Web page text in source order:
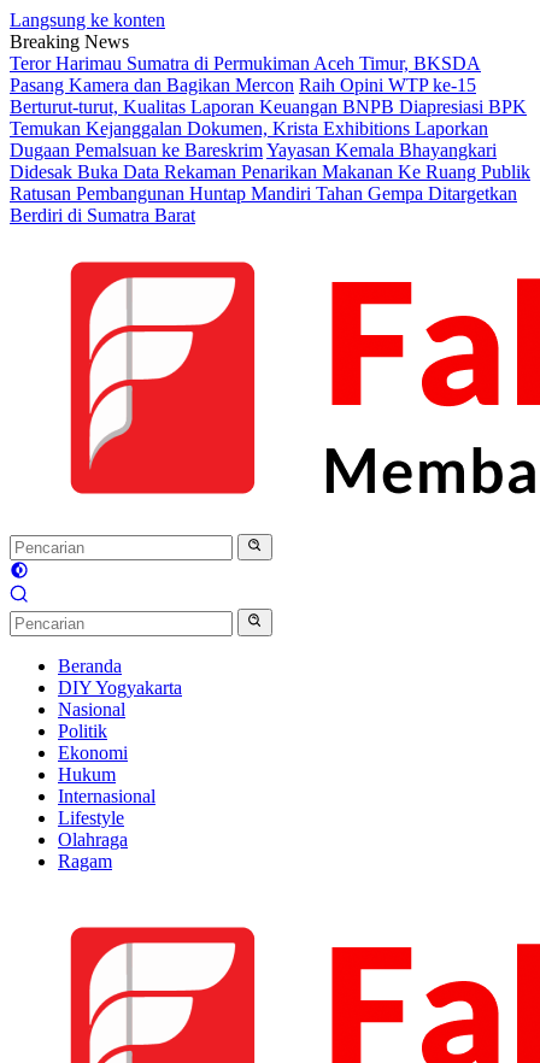
Langsung ke konten
Breaking News
Teror Harimau Sumatra di Permukiman Aceh Timur, BKSDA
Pasang Kamera dan Bagikan Mercon Raih Opini WTP ke-15
Berturut-turut, Kualitas Laporan Keuangan BNPB Diapresiasi BPK
Temukan Kejanggalan Dokumen, Krista Exhibitions Laporkan
Dugaan Pemalsuan ke BareskrimYayasan Kemala Bhayangkari
Didesak Buka Data Rekaman Penarikan Makanan Ke Ruang Publik
Ratusan Pembangunan Huntap Mandiri Tahan Gempa Ditargetkan
Berdiri di Sumatra Barat
Beranda
DIY Yogyakarta
Nasional
Politik
Ekonomi
Hukum
Internasional
Lifestyle
Olahraga
Ragam